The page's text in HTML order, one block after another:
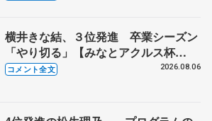
横井きな結、３位発進 卒業シーズン
「やり切る」【みなとアクルス杯
SP】
コメント全文 2026.08.06